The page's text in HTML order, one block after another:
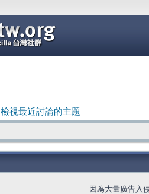
檢視最近討論的主題
因為大量廣告入